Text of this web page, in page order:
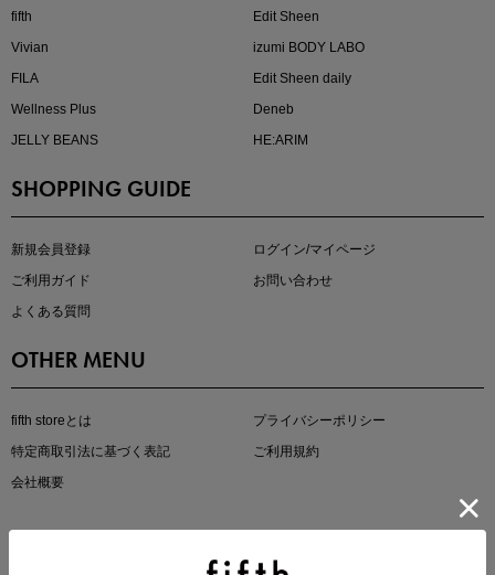
真夏のオフィスカジュアル
fifth
Edit Sheen
Vivian
izumi BODY LABO
FILA
Edit Sheen daily
Wellness Plus
Deneb
JELLY BEANS
HE:ARIM
SHOPPING GUIDE
新規会員登録
ログイン/マイページ
ご利用ガイド
お問い合わせ
よくある質問
OTHER MENU
fifth storeとは
プライバシーポリシー
特定商取引法に基づく表記
ご利用規約
会社概要